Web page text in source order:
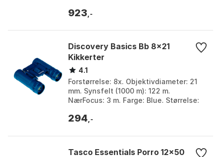
923 ,-
Discovery Basics Bb 8x21
Kikkerter
4.1
Forstørrelse: 8x. Objektivdiameter: 21
mm. Synsfelt (1000 m): 122 m.
NærFocus: 3 m. Farge: Blue. Størrelse:
294 ,-
Tasco Essentials Porro 12x50